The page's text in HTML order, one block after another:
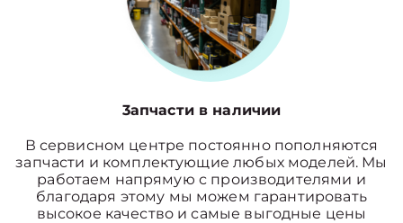
3апчасти в наличии
В сервисном центре постоянно пополняются
запчасти и комплектующие любых моделей. Мы
работаем напрямую с производителями и
благодаря этому мы можем гарантировать
высокое качество и самые выгодные цены